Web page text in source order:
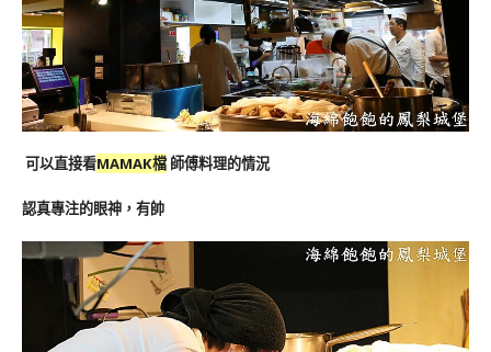
可以直接看MAMAK檔 師傅料理的情況
認真專注的眼神，有帥